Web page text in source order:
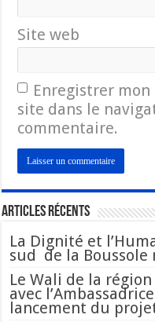
Site web
Enregistrer
site dans le
commentaire.
Articles Récents
La Dignité et
sud de la Boussole
Le Wali de la
avec
lancement du